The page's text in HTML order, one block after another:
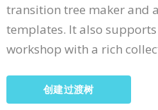
transition tree maker and
templates. It also
workshop with a rich
创建过渡树